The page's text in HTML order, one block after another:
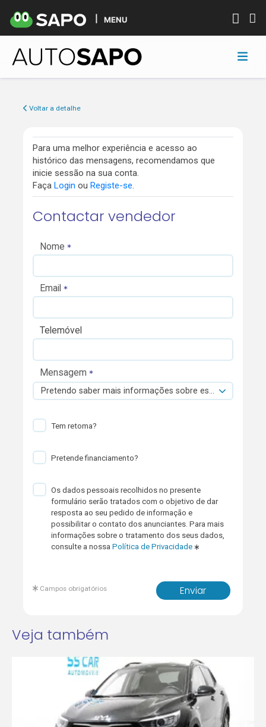
MENU
Voltar a detalhe
Para uma melhor experiência e acesso ao
histórico das mensagens, recomendamos que
inicie sessão na sua conta.
Faça Login ou Registe-se.
Contactar vendedor
Nome
Email
Telemóvel
Mensagem
Pretendo saber mais informações sobre esta viatura.
Tem retoma?
Pretende financiamento?
Os dados pessoais recolhidos no presente
formulário serão tratados com o objetivo de dar
resposta ao seu pedido de informação e
possibilitar o contato dos anunciantes. Para mais
informações sobre o tratamento dos seus dados,
consulte a nossaPolítica de Privacidade
Enviar
Campos obrigatórios
Veja também